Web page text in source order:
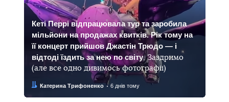
Кеті Перрі відпрацювала тур та заробила
мільйони на продажах квитків. Рік тому на
її концерт прийшов Джастін Трюдо — і
відтоді їздить за нею по світу. Заздримо
(але все одно дивимось фотографії)
Автор:
Катерина Трифоненко
Дата: 6 днів тому